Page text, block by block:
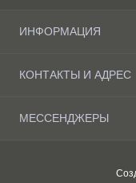
ИНФОРМАЦИЯ
Доставка и оплата
Связаться с нами
КОНТАКТЫ И АДРЕС
МЕССЕНДЖЕРЫ